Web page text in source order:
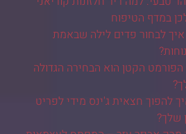
במדף הטיפוח
לבחור פדים לילה שבאמת
הקטן הוא הבחירה הגדולה
להפוך חצאית ג'ינס מידי לפריט
שלך?